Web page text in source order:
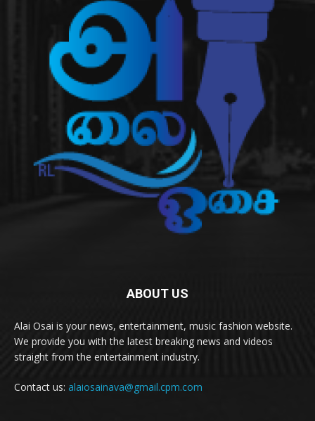
ABOUT US
Alai Osai is your news, entertainment, music fashion website.
We provide you with the latest breaking news and videos
straight from the entertainment industry.
Contact us: alaiosainava@gmail.cpm.com